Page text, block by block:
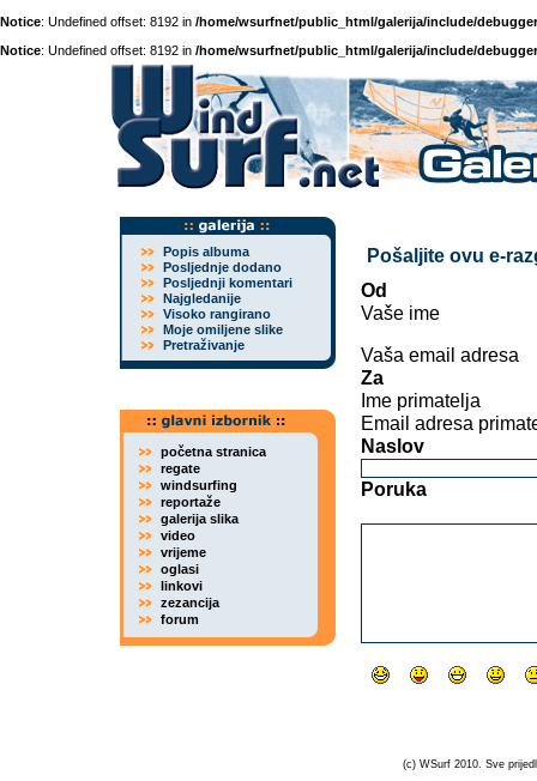
Notice: Undefined offset: 8192 in /home/wsurfnet/public_html/galerija/include/
Notice: Undefined offset: 8192 in /home/wsurfnet/public_html/galerija/include/
Popis albuma
Posljednje dodano
Posljednji komentari
Najgledanije
Visoko rangirano
Moje omiljene slike
Pretraživanje
početna stranica
regate
windsurfing
reportaže
galerija slika
video
vrijeme
oglasi
linkovi
zezancija
forum
Pošaljite ovu e-
Od
Vaše ime
Vaša email adresa
Za
Ime primatelja
Email adresa
Naslov
Poruka
(c) WSurf 2010. Sve